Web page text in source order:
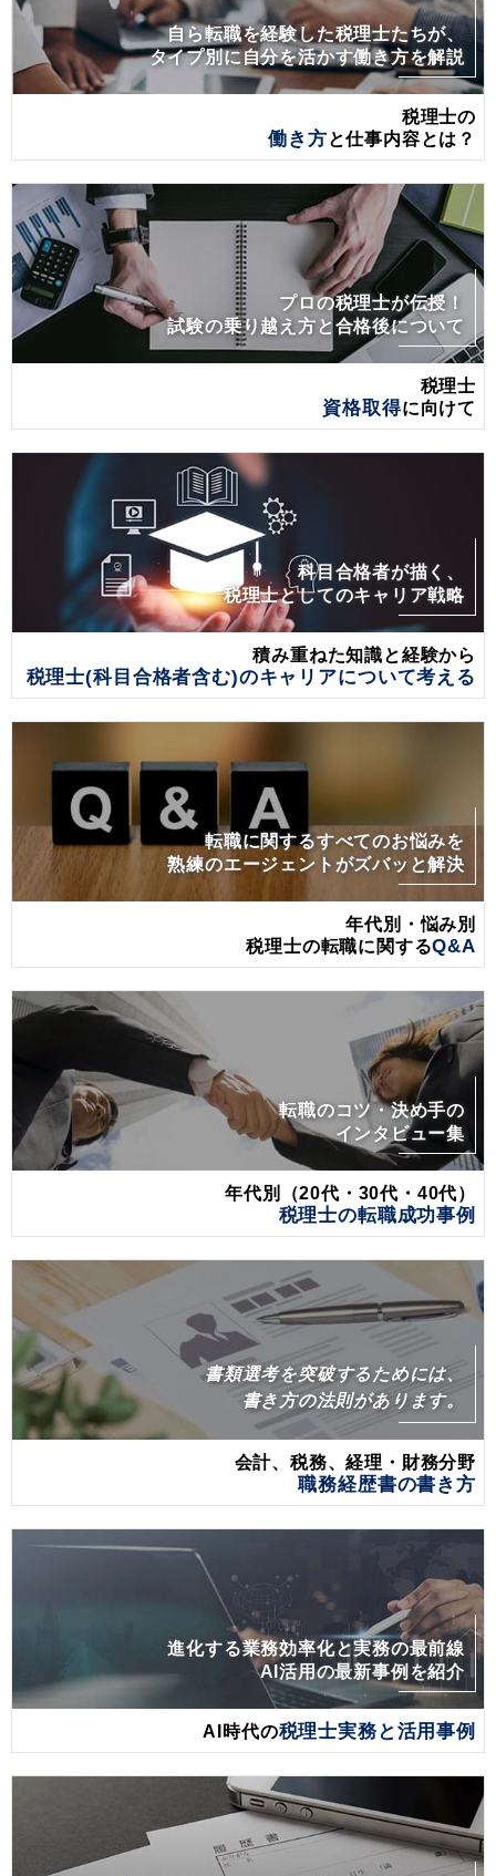
自ら転職を経験した税理士たちが、
タイプ別に自分を活かす働き方を解説
税理士の
働き方と仕事内容とは？
プロの税理士が伝授！
試験の乗り越え方と合格後について
税理士
資格取得に向けて
科目合格者が描く、
税理士としてのキャリア戦略
積み重ねた知識と経験から
税理士(科目合格者含む)のキャリアについて考える
転職に関するすべてのお悩みを
熟練のエージェントがズバッと解決
年代別・悩み別
税理士の転職に関するQ&A
転職のコツ・決め手の
インタビュー集
年代別（20代・30代・40代）
税理士の転職成功事例
書類選考を突破するためには、
書き方の法則があります。
会計、税務、経理・財務分野
職務経歴書の書き方
進化する業務効率化と実務の最前線
AI活用の最新事例を紹介
AI時代の税理士実務と活用事例